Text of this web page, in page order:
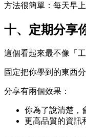
方法很簡單：每天早
十、定期分享
這個看起來最不像「
固定把你學到的東西
分享有兩個效果：
你為了說清楚，
更高品質的資訊